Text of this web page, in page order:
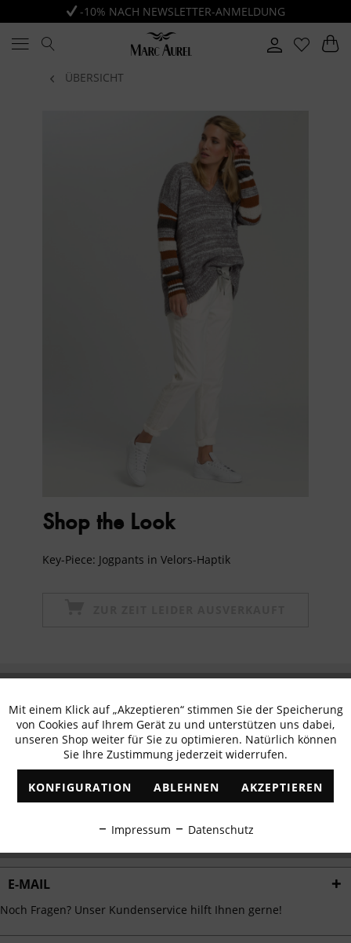
-10% NACH NEWSLETTER-ANMELDUNG
ÜBERSICHT
Shop the Look
Key-Piece: Jogpants in Velors-Haptik
erhalten
✓ Exklusive Angebote ✓ Die aktuellsten Trends
E-MAIL
Noch Fragen? Unser Kundenservice hilft Ihnen gerne!
Funktionale Aktiv
Marketing Inaktiv
Tracking Inaktiv
Personalisierung Inaktiv
Service
Mit einem Klick auf „Akzeptieren“ stimmen Sie der Speicherung
von Cookies auf Ihrem Gerät zu und unterstützen uns dabei,
unseren Shop weiter für Sie zu optimieren. Natürlich können
Sie Ihre Zustimmung jederzeit widerrufen.
KONFIGURATION ABLEHNEN AKZEPTIEREN
Impressum Datenschutz